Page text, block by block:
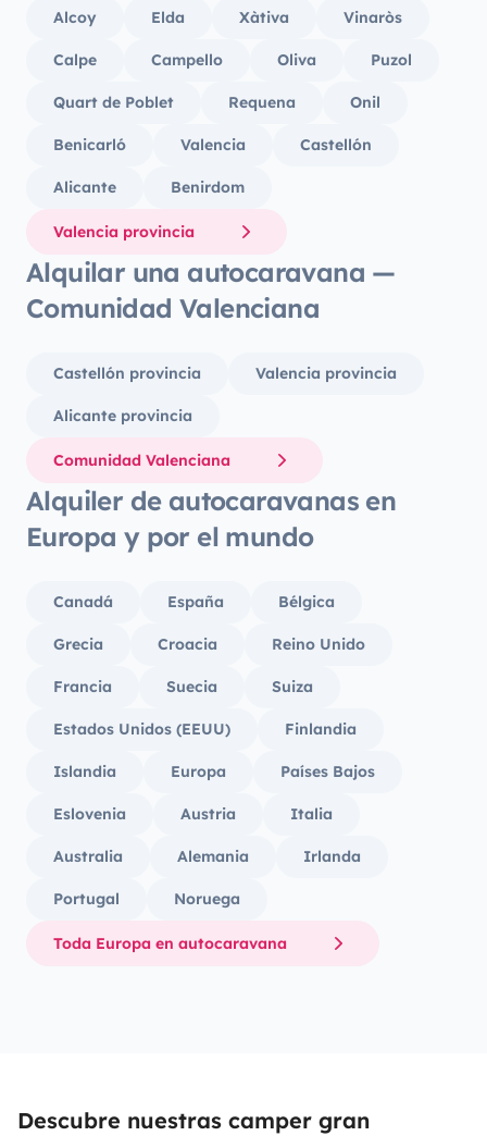
Alcoy Elda Xàtiva Vinaròs
Calpe Campello Oliva Puzol
Quart de Poblet Requena Onil
Benicarló Valencia Castellón
Alicante Benirdom
Valencia provincia
Alquilar una autocaravana —
Comunidad Valenciana
Castellón provincia Valencia provincia
Alicante provincia
Comunidad Valenciana
Alquiler de autocaravanas en
Europa y por el mundo
Canadá España Bélgica
Grecia Croacia Reino Unido
Francia Suecia Suiza
Estados Unidos (EEUU) Finlandia
Islandia Europa Países Bajos
Eslovenia Austria Italia
Australia Alemania Irlanda
Portugal Noruega
Toda Europa en autocaravana
Descubre nuestras camper gran